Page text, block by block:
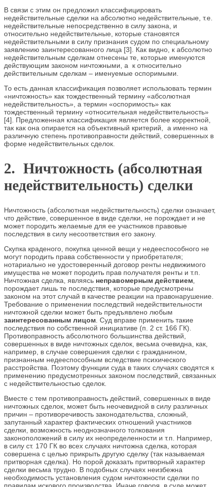
В связи с этим он предложил классифицировать
недействительные сделки на абсолютно недействительные, т.е.
недействительные непосредственно в силу закона, и
относительно недействительные, которые становятся
недействительными в силу признания судом по специальному
заявлению заинтересованного лица [3]. Как видно, к абсолютно
недействительным сделкам отнесены те, которые именуются
действующим законом ничтожными, а к относительно
действительным сделкам – именуемые оспоримыми.
То есть данная классификация позволяет использовать термин
«ничтожность» как тождественный термину «абсолютная
недействительность», а термин «оспоримость» как
тождественный термину «относительная недействительность»
[4]. Предложенная классификация является более корректной,
так как она опирается на объективный критерий, а именно на
различную степень противоправности действий, совершенных в
форме недействительных сделок.
2. Ничтожность (абсолютная
недействительность) сделки
Ничтожность (абсолютная недействительность) сделки означает,
что действие, совершенное в виде сделки, не порождает и не
может породить желаемые для ее участников правовые
последствия в силу несоответствия его закону.
Скупка краденого, покупка ценной вещи у недееспособного не
могут породить права собственности у приобретателя;
нотариально не удостоверенный договор ренты недвижимого
имущества не может породить прав получателя ренты и т.п.
Ничтожная сделка, являясь неправомерным действием
порождает лишь те последствия, которые предусмотрены
законом на этот случай в качестве реакции на правонарушение.
Требование о применении последствий недействительности
ничтожной сделки может быть предъявлено любым
заинтересованным лицом . Суд вправе применить такие
последствия по собственной инициативе (п. 2 ст. 166 ГК).
Противоправность абсолютного большинства действий,
совершенных в виде ничтожных сделок, весьма очевидна, как,
например, в случае совершения сделки с гражданином,
признанным недееспособным вследствие психического
расстройства. Поэтому функции суда в таких случаях сводятся к
применению предусмотренных законом последствий, связанных
с недействительностью сделок.
Вместе с тем противоправность действий, совершенных в виде
ничтожных сделок, может быть неочевидной в силу различных
причин – противоречивость законодательства, сложный,
запутанный характер фактических отношений участников
сделки, возможность неоднозначного толкования
законоположений в силу их неопределенности и т.п. Например,
в силу ст. 170 ГК во всех случаях ничтожна сделка, которая
совершена с целью прикрыть другую сделку (так называемая
притворная сделка). Но порой доказать притворный характер
сделки весьма трудно. В подобных случаях неизбежна
необходимость установления судом ничтожности сделки по